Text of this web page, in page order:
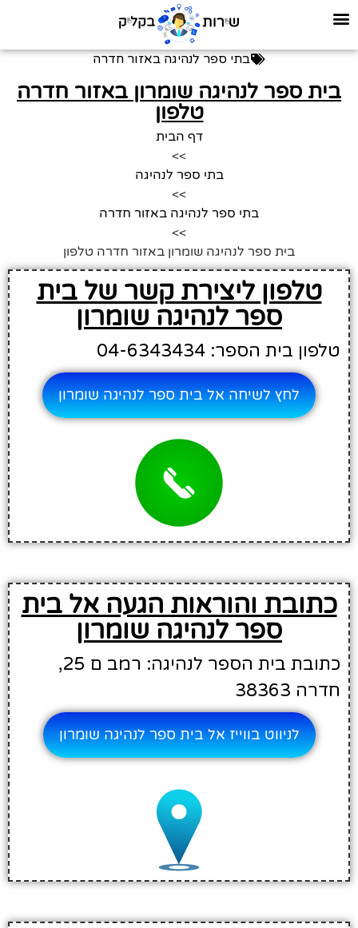
בתי ספר לנהיגה באזור חדרה
בית ספר לנהיגה שומרון באזור חדרה
טלפון
דף הבית
>>
בתי ספר לנהיגה
>>
בתי ספר לנהיגה באזור חדרה
>>
בית ספר לנהיגה שומרון באזור חדרה טלפון
טלפון ליצירת קשר של בית
ספר לנהיגה שומרון
טלפון בית הספר: 04-6343434
לחץ לשיחה אל בית ספר לנהיגה שומרון
כתובת והוראות הגעה אל בית
ספר לנהיגה שומרון
כתובת בית הספר לנהיגה: רמב ם 25,
חדרה 38363
לניווט בווייז אל בית ספר לנהיגה שומרון